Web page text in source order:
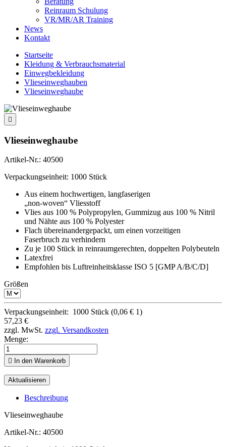
Reinraum Schulung
VR/MR/AR Training
News
Kontakt
Startseite
Kleidung & Verbrauchsmaterial
Einwegbekleidung
Vlieseinweghauben
Vlieseinweghaube

Vlieseinweghaube
Artikel-Nr.: 40500
Verpackungseinheit: 1000 Stück
Aus einem hochwertigen, langfaserigen
„non-woven“ Vliesstoff
Vlies aus 100 % Polypropylen, Gummizug aus 100 % Nitril
und Nähte aus 100 % Polyester
Flach übereinandergepackt, um einen vorzeitigen
Faserbruch zu verhindern
Zu je 100 Stück in reinraumgerechten, doppelten Polybeuteln
Latexfrei
Empfohlen bis Luftreinheitsklasse ISO 5 [GMP A/B/C/D]
Größen
Verpackungseinheit: 1000 Stück (0,06 € 1)
57,23 €
zzgl. MwSt. zzgl. Versandkosten
Menge:
 In den Warenkorb
Beschreibung
Vlieseinweghaube
Artikel-Nr.: 40500